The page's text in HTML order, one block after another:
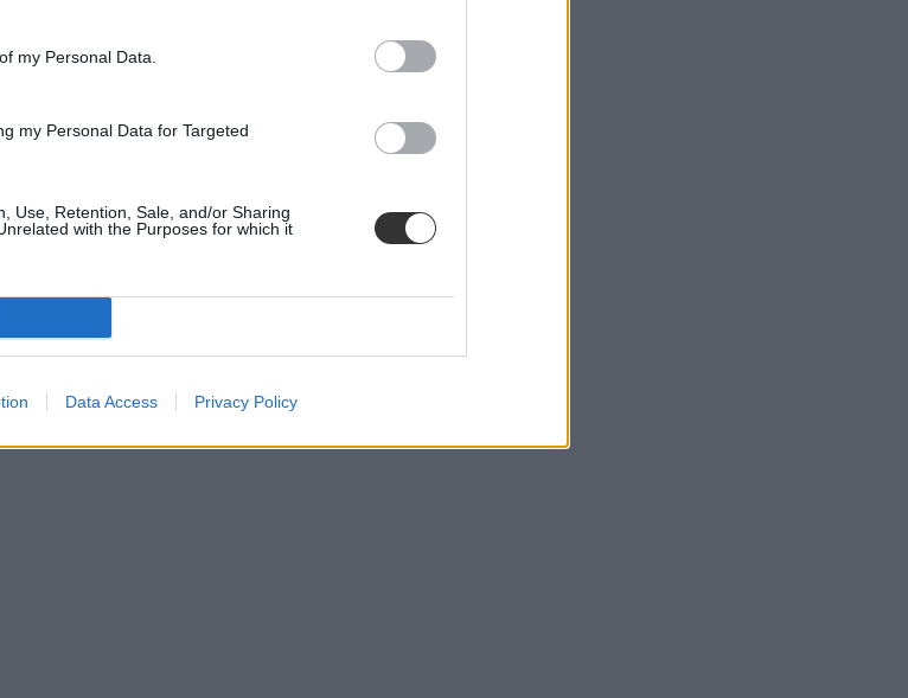
my Personal Data.
my Personal Data for Targeted
Use, Retention, Sale, and/or Sharing
with the Purposes for which it
Data Access Privacy Policy
a vizsga olvasott szöveg értésére épülő feladatsorát.